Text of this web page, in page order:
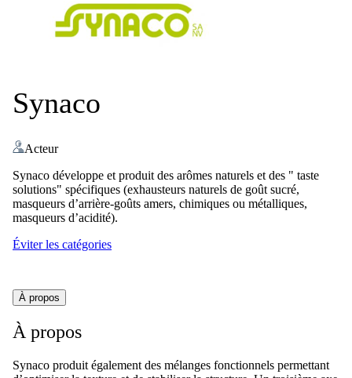
Synaco
Acteur
Synaco développe et produit des arômes naturels et des " taste
solutions" spécifiques (exhausteurs naturels de goût sucré,
masqueurs d’arrière-goûts amers, chimiques ou métalliques,
masqueurs d’acidité).
Éviter les catégories
À propos
À propos
Synaco produit également des mélanges fonctionnels permettant